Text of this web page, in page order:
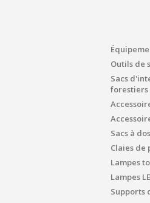
Outils de
Sacs
forestiers
Sacs à
Claies de
Lampes
Lampes
Supports